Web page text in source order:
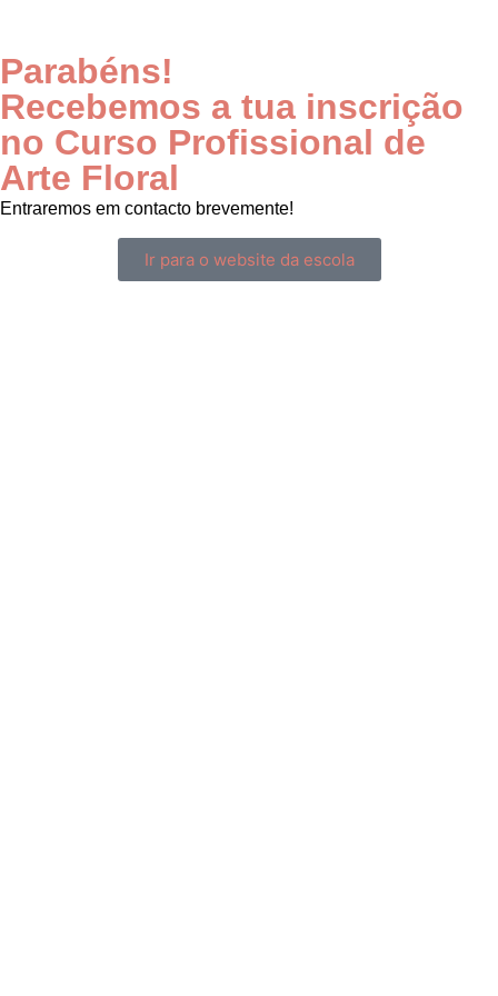
Parabéns!
Recebemos a tua inscrição
no Curso Profissional de
Arte Floral
Entraremos em contacto brevemente!
Ir para o website da escola